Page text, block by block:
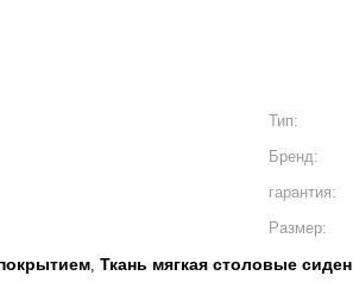
Тип:
Бренд:
гарантия:
Размер:
, Ткань мягкая столовые